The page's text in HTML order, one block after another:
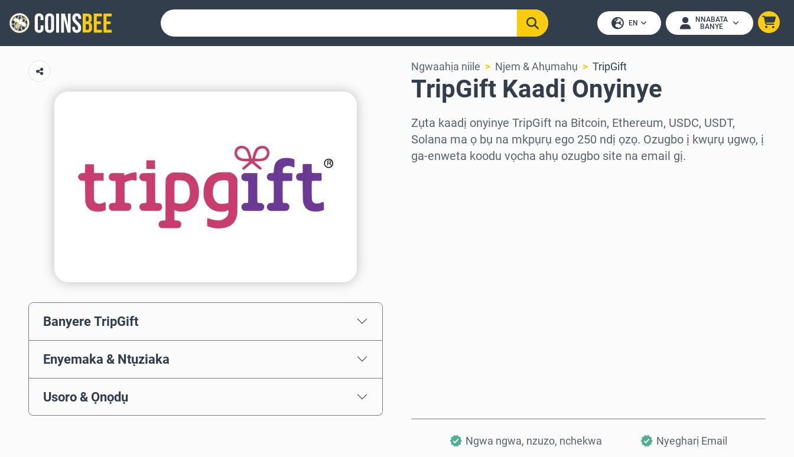
EN
NNABATA
BANYE
Banyere TripGift
Enyemaka & Ntụziaka
Usoro & Ọnọdụ
Ngwaahịa niile Njem & Ahụmahụ TripGift
TripGift Kaadị Onyinye
Zụta kaadị onyinye TripGift na Bitcoin, Ethereum, USDC, USDT,
Solana ma ọ bụ na mkpụrụ ego 250 ndị ọzọ. Ozugbo ị kwụrụ ụgwọ, ị
ga-enweta koodu vọcha ahụ ozugbo site na email gị.
Ngwa ngwa, nzuzo, nchekwa Nyegharị Email